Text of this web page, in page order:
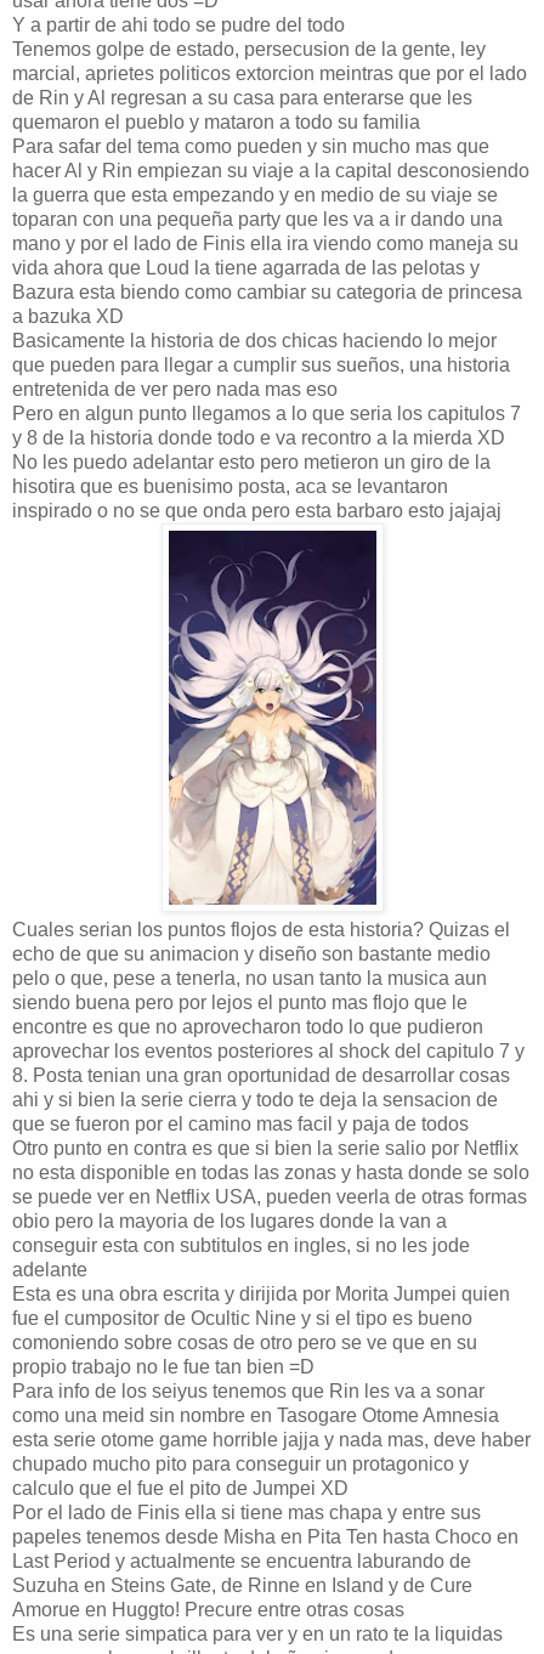
Y a partir de ahi todo se pudre del todo
Tenemos golpe de estado, persecusion de la gente, ley
marcial, aprietes politicos extorcion meintras que por el lado
de Rin y Al regresan a su casa para enterarse que les
quemaron el pueblo y mataron a todo su familia
Para safar del tema como pueden y sin mucho mas que
hacer Al y Rin empiezan su viaje a la capital desconosiendo
la guerra que esta empezando y en medio de su viaje se
toparan con una pequeña party que les va a ir dando una
mano y por el lado de Finis ella ira viendo como maneja su
vida ahora que Loud la tiene agarrada de las pelotas y
Bazura esta biendo como cambiar su categoria de princesa
a bazuka XD
Basicamente la historia de dos chicas haciendo lo mejor
que pueden para llegar a cumplir sus sueños, una historia
entretenida de ver pero nada mas eso
Pero en algun punto llegamos a lo que seria los capitulos 7
y 8 de la historia donde todo e va recontro a la mierda XD
No les puedo adelantar esto pero metieron un giro de la
hisotira que es buenisimo posta, aca se levantaron
inspirado o no se que onda pero esta barbaro esto jajajaj
Cuales serian los puntos flojos de esta historia? Quizas el
echo de que su animacion y diseño son bastante medio
pelo o que, pese a tenerla, no usan tanto la musica aun
siendo buena pero por lejos el punto mas flojo que le
encontre es que no aprovecharon todo lo que pudieron
aprovechar los eventos posteriores al shock del capitulo 7 y
8. Posta tenian una gran oportunidad de desarrollar cosas
ahi y si bien la serie cierra y todo te deja la sensacion de
que se fueron por el camino mas facil y paja de todos
Otro punto en contra es que si bien la serie salio por Netflix
no esta disponible en todas las zonas y hasta donde se solo
se puede ver en Netflix USA, pueden veerla de otras formas
obio pero la mayoria de los lugares donde la van a
conseguir esta con subtitulos en ingles, si no les jode
adelante
Esta es una obra escrita y dirijida por Morita Jumpei quien
fue el cumpositor de Ocultic Nine y si el tipo es bueno
comoniendo sobre cosas de otro pero se ve que en su
propio trabajo no le fue tan bien =D
Para info de los seiyus tenemos que Rin les va a sonar
como una meid sin nombre en Tasogare Otome Amnesia
esta serie otome game horrible jajja y nada mas, deve haber
chupado mucho pito para conseguir un protagonico y
calculo que el fue el pito de Jumpei XD
Por el lado de Finis ella si tiene mas chapa y entre sus
papeles tenemos desde Misha en Pita Ten hasta Choco en
Last Period y actualmente se encuentra laburando de
Suzuha en Steins Gate, de Rinne en Island y de Cure
Amorue en Huggto! Precure entre otras cosas
Es una serie simpatica para ver y en un rato te la liquidas